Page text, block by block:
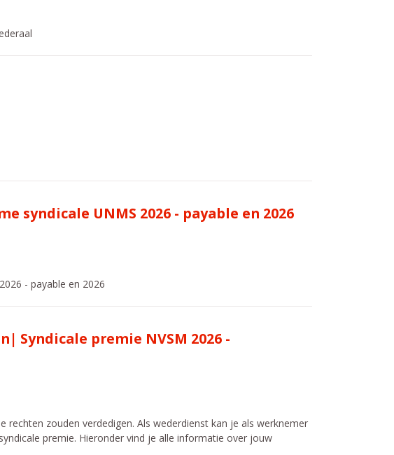
syndicale UNMS 2026 - payable en 2026
- payable en 2026
Syndicale premie NVSM 2026 -
zouden verdedigen. Als wederdienst kan je als werknemer
premie. Hieronder vind je alle informatie over jouw